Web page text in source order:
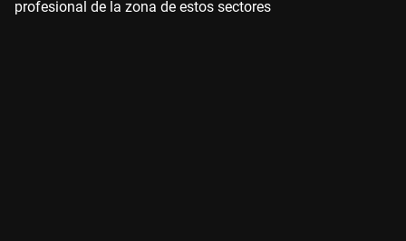
profesional de la zona de estos sectores